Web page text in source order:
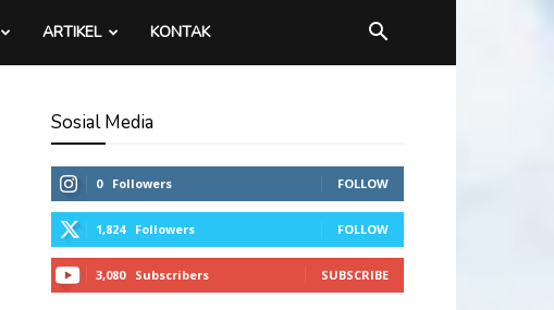
ARTIKEL KONTAK
Sosial Media
0 Followers FOLLOW
1,824 Followers FOLLOW
3,080 Subscribers SUBSCRIBE